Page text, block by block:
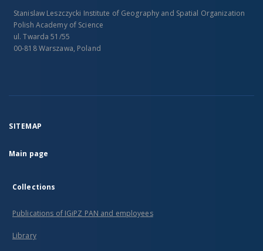
Stanislaw Leszczycki Institute of Geography and Spatial Organization
Polish Academy of Science
ul. Twarda 51/55
00-818 Warszawa, Poland
SITEMAP
Main page
Collections
Publications of IGiPZ PAN and employees
Library